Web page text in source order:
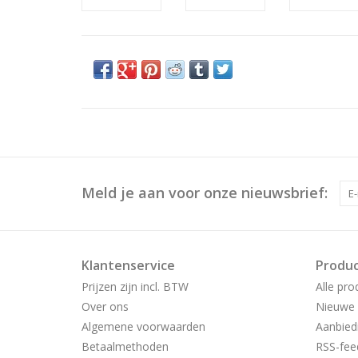
Meld je aan voor onze nieuwsbrief:
Klantenservice
Prijzen zijn incl. BTW
Over ons
Algemene voorwaarden
Betaalmethoden
Alle
RSS-